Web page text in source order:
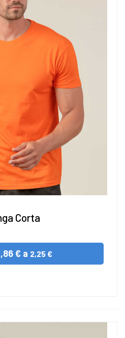
Corta
€ a 2,25 €